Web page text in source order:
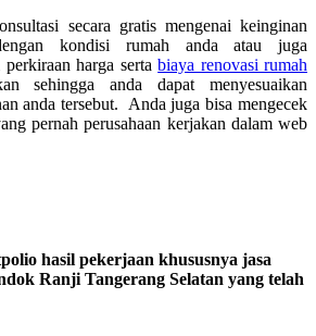
secara gratis mengenai keinginan
kondisi rumah anda atau juga
perkiraan harga sertabiaya renovasi rumah
sehingga anda dapat menyesuaikan
anda tersebut. Anda juga bisa mengecek
pernah perusahaan kerjakan dalam web
hasil pekerjaan khususnya jasa
Ranji Tangerang Selatan yang telah